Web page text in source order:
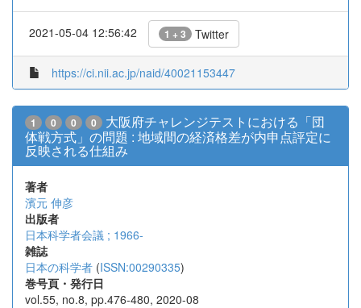
2021-05-04 12:56:42 1 + 3 Twitter
https://ci.nii.ac.jp/naid/40021153447
1 0 0 0
大阪府チャレンジテストにおける「団
体戦方式」の問題 : 地域間の経済格差が内申点評定に
反映される仕組み
著者
濱元 伸彦
出版者
日本科学者会議 ; 1966-
雑誌
日本の科学者 (ISSN:00290335)
巻号頁・発行日
vol.55, no.8, pp.476-480, 2020-08